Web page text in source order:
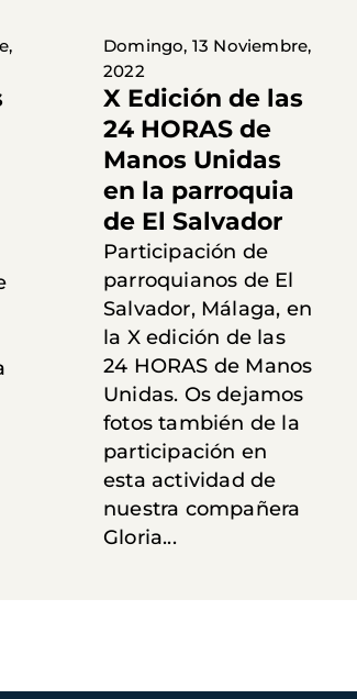
Domingo, 13 Noviembre,
2022
X Edición de las
24 HORAS de
Manos Unidas
en la parroquia
de El Salvador
Participación de
parroquianos de El
Salvador, Málaga, en
la X edición de las
24 HORAS de Manos
Unidas. Os dejamos
fotos también de la
participación en
esta actividad de
nuestra compañera
Gloria...